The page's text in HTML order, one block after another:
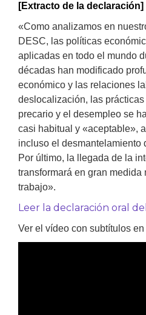
[Extracto de la declaración]
«Como analizamos en
DESC, las políticas
aplicadas en todo el mundo
décadas han modificado
económico y las relaciones
deslocalización, las
precario y el desempleo se
casi habitual y «aceptable»,
incluso el desmantelamiento
Por último, la llegada de la
transformará en gran medida
trabajo».
Leer la declaración oral
Ver el vídeo con subtítulos en